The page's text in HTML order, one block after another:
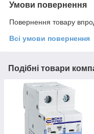
Умови повернення
Повернення товару
Всі умови повернення
Подібні товари